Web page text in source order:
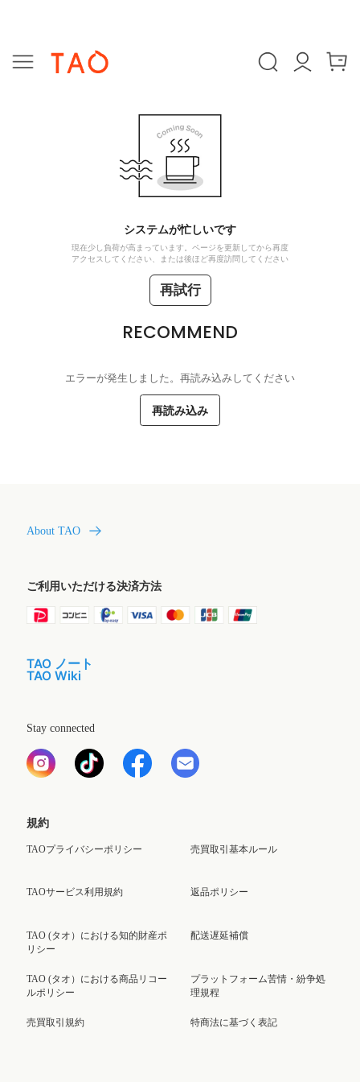
システムが忙しいです
現在少し負荷が高まっています。ページを更新してから再度
アクセスしてください、または後ほど再度訪問してください
再試行
RECOMMEND
エラーが発生しました。再読み込みしてください
再読み込み
About TAO
ご利用いただける決済方法
TAO ノート
TAO Wiki
Stay connected
規約
TAOプライバシーポリシー
TAOサービス利用規約
TAO (タオ）における知的財産ポ
リシー
TAO (タオ）における商品リコー
ルポリシー
売買取引規約
売買取引基本ルール
返品ポリシー
配送遅延補償
プラットフォーム苦情・紛争処
理規程
特商法に基づく表記